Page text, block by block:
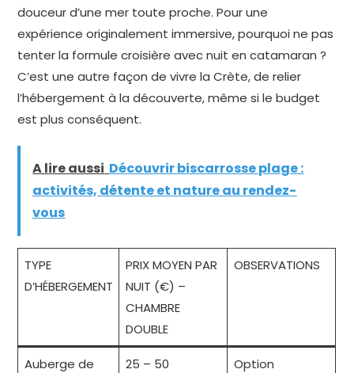
douceur d’une mer toute proche. Pour une
expérience originalement immersive, pourquoi ne pas
tenter la formule croisière avec nuit en catamaran ?
C’est une autre façon de vivre la Crète, de relier
l’hébergement à la découverte, même si le budget
est plus conséquent.
A lire aussi Découvrir biscarrosse plage :
activités, détente et nature au rendez-
vous
TYPE
D’HÉBERGEMENT
PRIX MOYEN PAR
NUIT (€) –
CHAMBRE
DOUBLE
OBSERVATIONS
Auberge de
25 – 50
Option